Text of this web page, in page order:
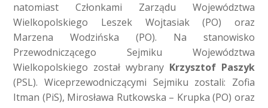
natomiast Członkami Zarządu Województwa
Wielkopolskiego Leszek Wojtasiak (PO) oraz
Marzena Wodzińska (PO). Na stanowisko
Przewodniczącego Sejmiku Województwa
Wielkopolskiego został wybrany Krzysztof Paszyk
(PSL). Wiceprzewodniczącymi Sejmiku zostali: Zofia
Itman (PiS), Mirosława Rutkowska – Krupka (PO) oraz